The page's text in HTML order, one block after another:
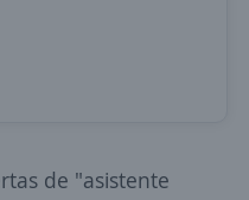
de "asistente